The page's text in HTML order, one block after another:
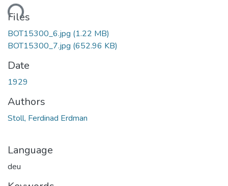
Files
BOT15300_6.jpg (1.22 MB)
BOT15300_7.jpg (652.96 KB)
Date
1929
Authors
Stoll, Ferdinad Erdman
Language
deu